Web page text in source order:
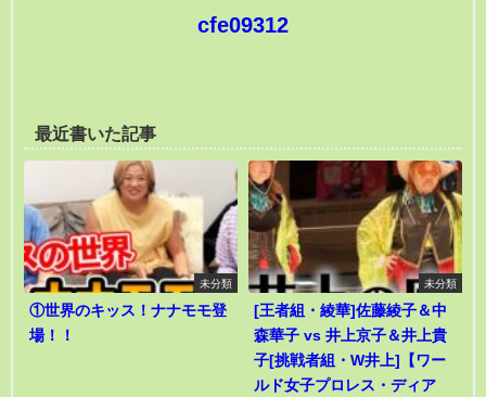
cfe09312
最近書いた記事
未分類
①世界のキッス！ナナモモ登
場！！
未分類
[王者組・綾華]佐藤綾子＆中
森華子 vs 井上京子＆井上貴
子[挑戦者組・W井上]【ワー
ルド女子プロレス・ディア